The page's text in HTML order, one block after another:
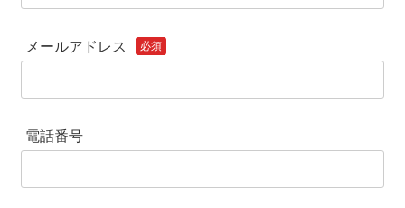
メールアドレス 必須
電話番号